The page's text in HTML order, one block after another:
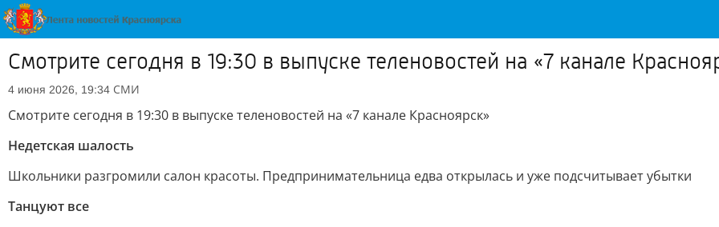
Смотрите сегодня в 19:30 в выпуске теленовостей на «7 канале
4 июня 2026, 19:34 СМИ
Смотрите сегодня в 19:30 в выпуске теленовостей на «7 канале Красноярск»
Недетская шалость
Школьники разгромили салон красоты. Предпринимательница едва открылась и уже подсчитывает убытки
Танцуют все